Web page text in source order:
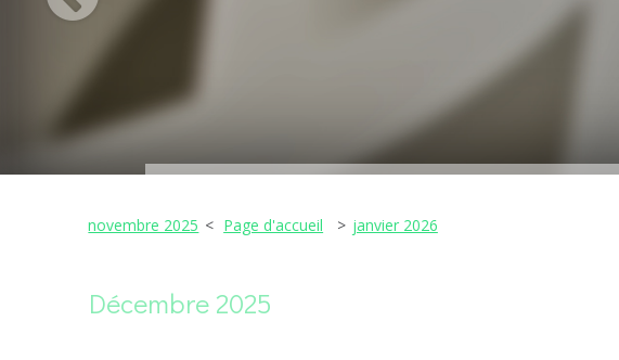
novembre 2025 Page d'accueil janvier 2026
Décembre 2025